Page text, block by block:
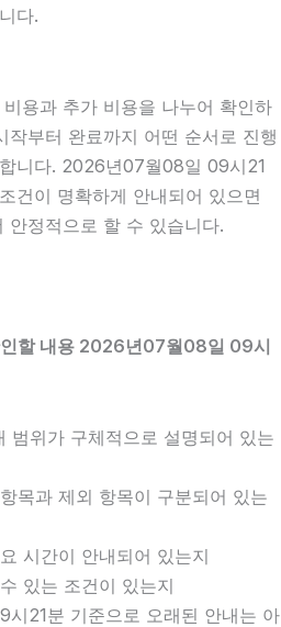
다.
용과 추가 비용을 나누어 확인하
작부터 완료까지 어떤 순서로 진행
니다. 2026년07월08일 09시21
건이 명확하게 안내되어 있으면
안정적으로 할 수 있습니다.
인할 내용 2026년07월08일 09시
범위가 구체적으로 설명되어 있는
목과 제외 항목이 구분되어 있는
시간이 안내되어 있는지
있는 조건이 있는지
21분 기준으로 오래된 안내는 아